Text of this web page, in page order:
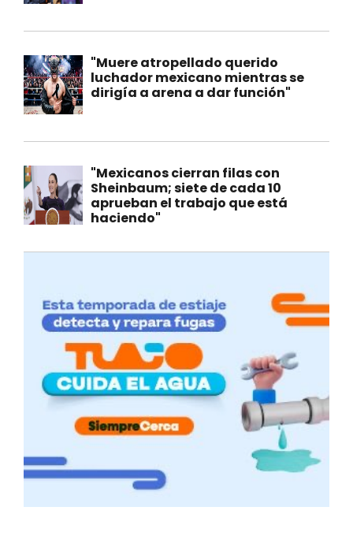
"Muere atropellado querido
luchador mexicano mientras se
dirigía a arena a dar función"
"Mexicanos cierran filas con
Sheinbaum; siete de cada 10
aprueban el trabajo que está
haciendo"